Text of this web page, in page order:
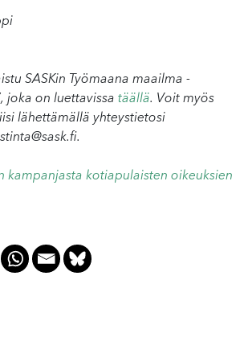
SASKin Työmaana maailma -
joka on luettavissa täällä. Voit myös
lähettämällä yhteystietosi
kampanjasta kotiapulaisten oikeuksien